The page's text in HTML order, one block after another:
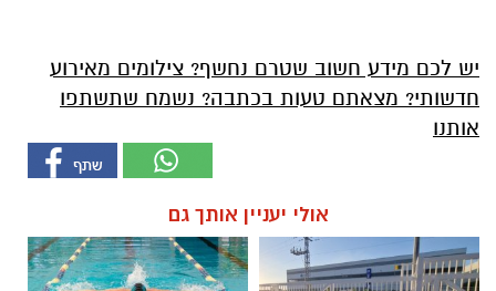
יש לכם מידע חשוב שטרם נחשף? צילומים מאירוע
חדשותי? מצאתם טעות בכתבה? נשמח שתשתפו
אותנו
אולי יעניין אותך גם